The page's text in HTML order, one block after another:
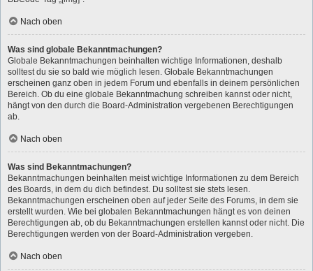
Nach oben
Was sind globale Bekanntmachungen?
Globale Bekanntmachungen beinhalten wichtige Informationen, deshalb
solltest du sie so bald wie möglich lesen. Globale Bekanntmachungen
erscheinen ganz oben in jedem Forum und ebenfalls in deinem persönlichen
Bereich. Ob du eine globale Bekanntmachung schreiben kannst oder nicht,
hängt von den durch die Board-Administration vergebenen Berechtigungen
ab.
Nach oben
Was sind Bekanntmachungen?
Bekanntmachungen beinhalten meist wichtige Informationen zu dem Bereich
des Boards, in dem du dich befindest. Du solltest sie stets lesen.
Bekanntmachungen erscheinen oben auf jeder Seite des Forums, in dem sie
erstellt wurden. Wie bei globalen Bekanntmachungen hängt es von deinen
Berechtigungen ab, ob du Bekanntmachungen erstellen kannst oder nicht. Die
Berechtigungen werden von der Board-Administration vergeben.
Nach oben